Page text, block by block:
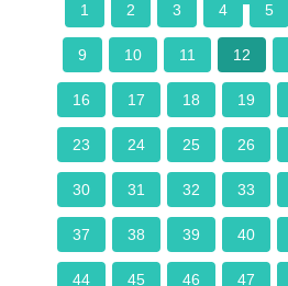
1
2 3 4 5
9 10 11 12
16 17 18 19
23 24 25 26
30 31 32 33
37 38 39 40
44 45 46 47